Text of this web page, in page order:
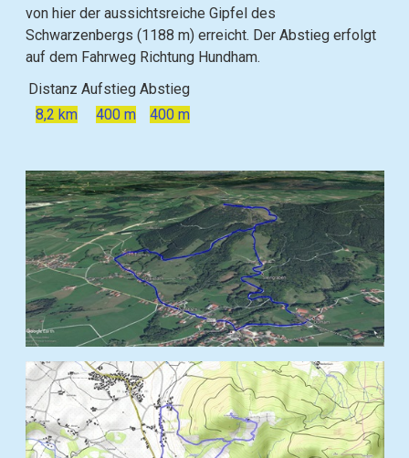
von hier der aussichtsreiche Gipfel des
Schwarzenbergs (1188 m) erreicht. Der Abstieg erfolgt
auf dem Fahrweg Richtung Hundham.
Distanz Aufstieg Abstieg
8,2 km
400 m 400 m
i
l
d
i